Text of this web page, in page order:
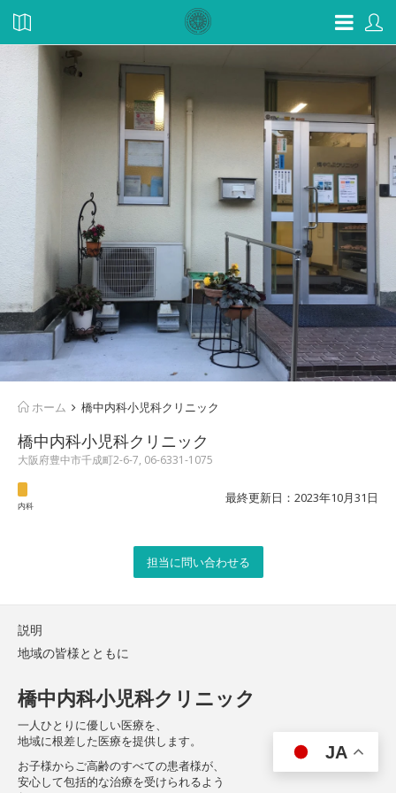
ホーム 橋中内科小児科クリニック
橋中内科小児科クリニック
大阪府豊中市千成町2-6-7, 06-6331-1075
内科
最終更新日：2023年10月31日
担当に問い合わせる
説明
地域の皆様とともに
橋中内科小児科クリニック
一人ひとりに優しい医療を、
地域に根差した医療を提供します。
お子様からご高齢のすべての患者様が、
安心して包括的な治療を受けられるよう
JA